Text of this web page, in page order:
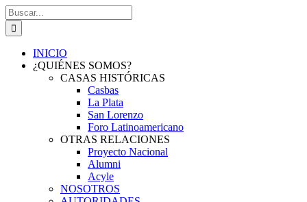
Saltar
al
contenido
Buscar:
INICIO
¿QUIÉNES SOMOS?
CASAS HISTÓRICAS
Casbas
La Plata
San Lorenzo
Foro Latinoamericano
OTRAS RELACIONES
Proyecto Nacional
Alumni
Acyle
NOSOTROS